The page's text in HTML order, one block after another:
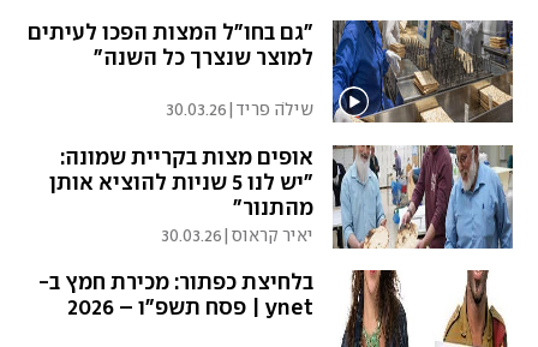
"גם בחו"ל המצות הפכו לעיתים
למוצר שנצרך כל השנה"
שילֹה פריד 30.03.26
אופים מצות בקריית שמונה:
"יש לנו 5 שניות להוציא אותן
מהתנור"
יאיר קראוס 30.03.26
בלחיצת כפתור: מכירת חמץ ב-
ynet | פסח תשפ"ו – 2026